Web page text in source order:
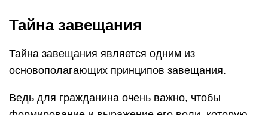
Тайна завещания
Тайна завещания является одним из
основополагающих принципов завещания.
Ведь для гражданина очень важно, чтобы